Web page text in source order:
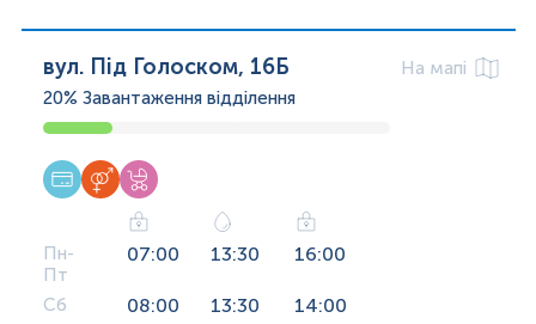
вул. Під Голоском, 16Б
На мапі
20% Завантаження відділення
Пн-
Пт
07:00 13:30 16:00
Сб 08:00 13:30 14:00